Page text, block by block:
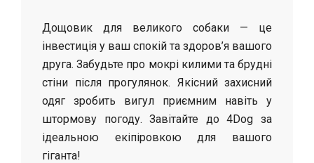
Дощовик для великого собаки — це
інвестиція у ваш спокій та здоров’я вашого
друга. Забудьте про мокрі килими та брудні
стіни після прогулянок. Якісний захисний
одяг зробить вигул приємним навіть у
штормову погоду. Завітайте до 4Dog за
ідеальною екіпіровкою для вашого
гіганта!